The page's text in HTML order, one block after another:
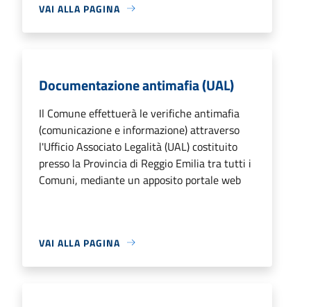
VAI ALLA PAGINA
Documentazione antimafia (UAL)
Il Comune effettuerà le verifiche antimafia
(comunicazione e informazione) attraverso
l'Ufficio Associato Legalità (UAL) costituito
presso la Provincia di Reggio Emilia tra tutti i
Comuni, mediante un apposito portale web
VAI ALLA PAGINA